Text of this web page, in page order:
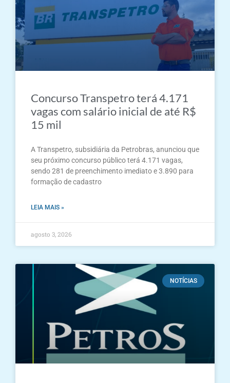
Concurso Transpetro terá 4.171
vagas com salário inicial de até R$
15 mil
A Transpetro, subsidiária da Petrobras, anunciou que
seu próximo concurso público terá 4.171 vagas,
sendo 281 de preenchimento imediato e 3.890 para
formação de cadastro
LEIA MAIS »
agosto 3, 2026
NOTÍCIAS